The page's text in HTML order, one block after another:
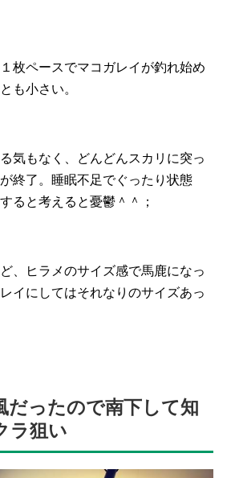
枚ペースでマコガレイが釣れ始め
も小さい。
気もなく、どんどんスカリに突っ
終了。睡眠不足でぐったり状態
ると考えると憂鬱＾＾；
、ヒラメのサイズ感で馬鹿になっ
イにしてはそれなりのサイズあっ
だったので南下して知
ラ狙い